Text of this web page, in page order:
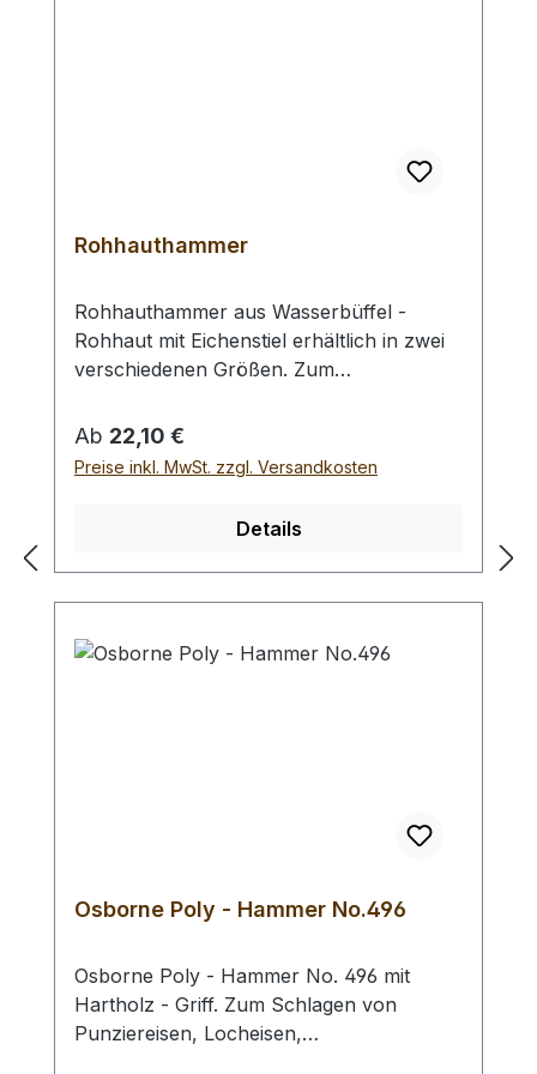
Rohhauthammer
Rohhauthammer aus Wasserbüffel -
Rohhaut mit Eichenstiel erhältlich in zwei
verschiedenen Größen. Zum
Locheisen, Punziereisen, etc.
Auswahlliste:#1 Gesamtgewicht: 295
Gramm / Kopf - Ø : 48 mm / Gesamtlänge
Kopf - Ø : 42 mm / Gesamtlänge : 290 mm
- Bei einer Bestellung 1 Stück erhalten Sie
1 Rohhauthammer der gewählten Größe.
Regulärer Preis:
Ab 22,10 €
Preise inkl. MwSt. zzgl. Versandkosten
Details
Osborne Poly - Hammer No.496
Osborne Poly - Hammer No. 496 mit
Hartholz - Griff. Zum Schlagen von
Punziereisen, Locheisen,